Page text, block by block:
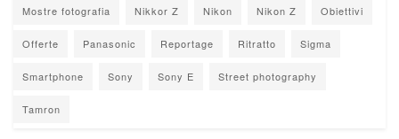
Mostre fotografia Nikkor Z Nikon Nikon Z Obiettivi
Offerte Panasonic Reportage Ritratto Sigma
Smartphone Sony Sony E Street photography
Tamron